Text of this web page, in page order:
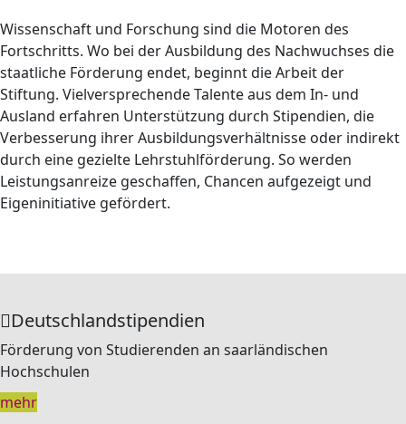
Wissenschaft und Forschung sind die Motoren des
Fortschritts. Wo bei der Ausbildung des Nachwuchses die
staatliche Förderung endet, beginnt die Arbeit der
Stiftung. Vielversprechende Talente aus dem In- und
Ausland erfahren Unterstützung durch Stipendien, die
Verbesserung ihrer Ausbildungsverhältnisse oder indirekt
durch eine gezielte Lehrstuhlförderung. So werden
Leistungsanreize geschaffen, Chancen aufgezeigt und
Eigeninitiative gefördert.
Deutschlandstipendien
Förderung von Studierenden an saarländischen
Hochschulen
mehr